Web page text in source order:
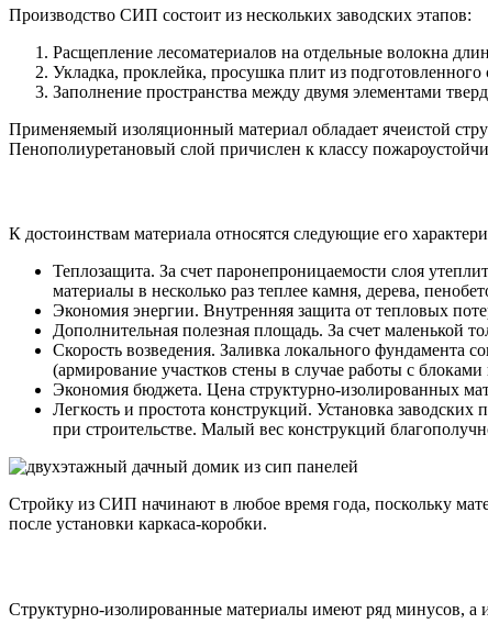
Производство СИП состоит из нескольких заводских этапов:
Расщепление лесоматериалов на отдельные волокна
Укладка, проклейка, просушка плит из подготовленного
Заполнение пространства между двумя элементами
Применяемый изоляционный материал обладает ячеистой
Пенополиуретановый слой причислен к классу
К достоинствам материала относятся следующие его
Теплозащита. За счет паронепроницаемости слоя
материалы в несколько раз теплее камня, дерева,
Экономия энергии. Внутренняя защита от тепловых
Дополнительная полезная площадь. За счет
Скорость возведения. Заливка локального фундамента
(армирование участков стены в случае работы с блоками
Экономия бюджета. Цена структурно-изолированных
Легкость и простота конструкций. Установка
при строительстве. Малый вес конструкций
Стройку из СИП начинают в любое время года, поскольку
после установки каркаса-коробки.
Структурно-изолированные материалы имеют ряд минусов, а